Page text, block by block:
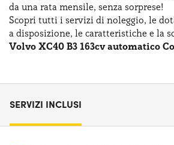
da una rata mensile, senza sorprese!
Scopri tutti i servizi di noleggio, le
a disposizione, le caratteristiche e la
Volvo XC40 B3 163cv automatico
SERVIZI INCLUSI